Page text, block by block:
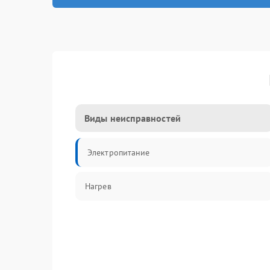
Виды неисправностей
Электропитание
Нагрев